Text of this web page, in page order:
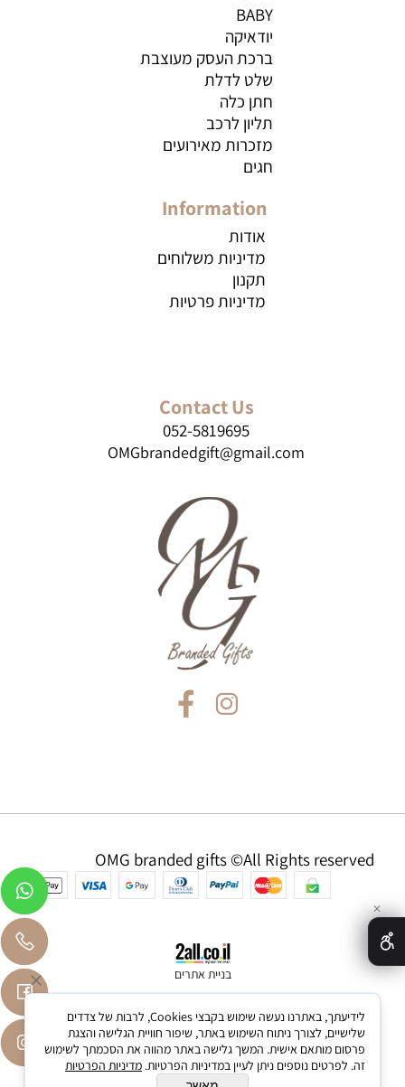
BABY
יודאיקה
ברכת העסק מעוצבת
שלט לדלת
חתן כלה
תליון לרכב
מזכרות מאירועים
חגים
Information
אודות
מדיניות משלוחים
תקנון
מדיניות פרטיות
Contact Us
052-5819695
OMGbrandedgift@gmail.com
בניית אתרים
✕
לידיעתך, באתרנו נעשה שימוש בקבצי Cookies, לרבות של צדדים
שלישיים, לצורך ניתוח השימוש באתר, שיפור חוויית הגלישה והצגת
פרסום מותאם אישית. המשך גלישה באתר מהווה את הסכמתך לשימוש
זה. לפרטים נוספים ניתן לעיין במדיניות הפרטיות. מדיניות הפרטיות